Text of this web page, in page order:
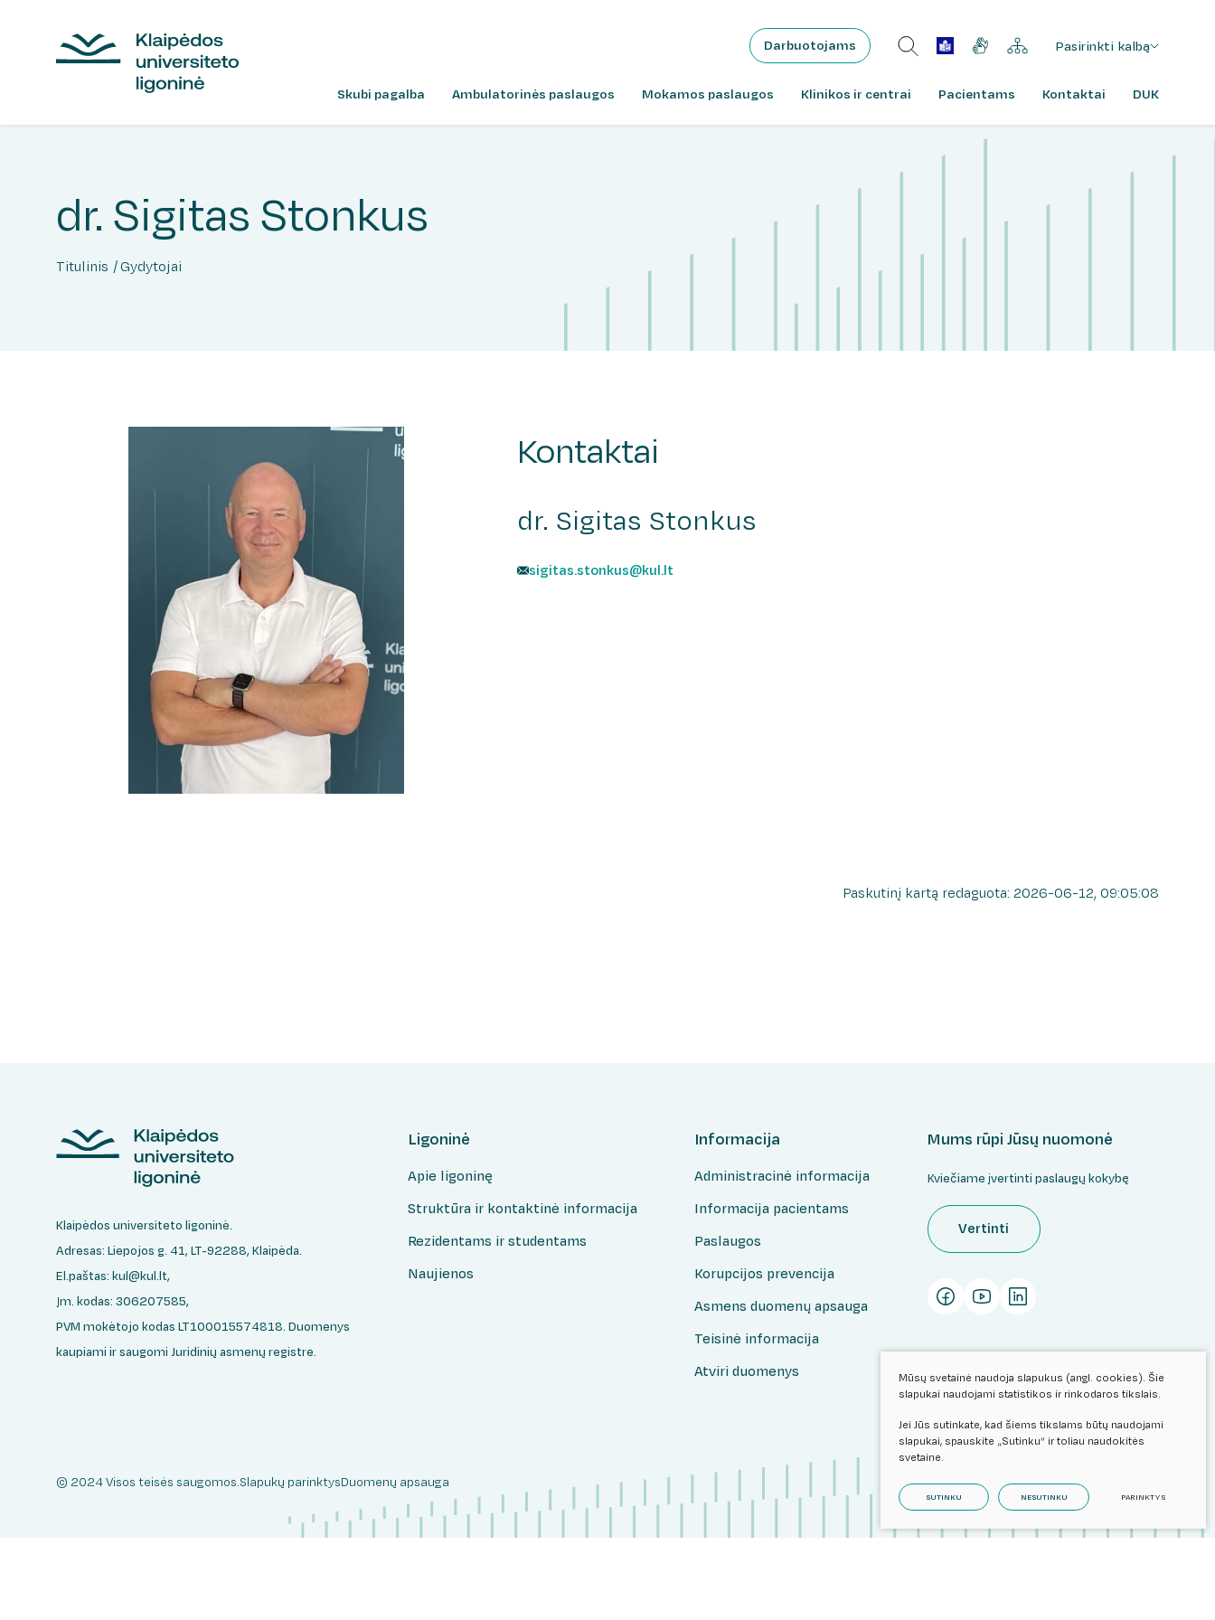
Darbuotojams Pasirinkti kalbą
Skubi pagalba Ambulatorinės paslaugos Mokamos paslaugos Klinikos ir centrai Pacientams Kontaktai DUK
dr. Sigitas Stonkus
Titulinis Gydytojai
Kontaktai
dr. Sigitas Stonkus
sigitas.stonkus@kul.lt
Paskutinį kartą redaguota: 2026-06-12, 09:05:08
Klaipėdos universiteto ligoninė.
Adresas: Liepojos g. 41, LT-92288, Klaipėda.
El.paštas: kul@kul.lt,
Įm. kodas: 306207585,
PVM mokėtojo kodas LT100015574818. Duomenys
kaupiami ir saugomi Juridinių asmenų registre.
Ligoninė
Apie ligoninę
Struktūra ir kontaktinė informacija
Rezidentams ir studentams
Naujienos
Informacija
Administracinė informacija
Informacija pacientams
Paslaugos
Korupcijos prevencija
Asmens duomenų apsauga
Teisinė informacija
Atviri duomenys
Mums rūpi Jūsų nuomonė
Kviečiame įvertinti paslaugų kokybę
Vertinti
© 2024 Visos teisės saugomos.Slapukų parinktysDuomenų apsauga
Mūsų svetainė naudoja slapukus (angl. cookies). Šie
slapukai naudojami statistikos ir rinkodaros tikslais.
Jei Jūs sutinkate, kad šiems tikslams būtų naudojami
slapukai, spauskite „Sutinku“ ir toliau naudokitės
svetaine.
SUTINKU NESUTINKU PARINKTYS